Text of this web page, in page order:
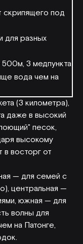
скрипящего под
для разных
3 медпункта
вода чем на
(3 километра),
даже в высокий
песок,
высокому
восторг от
— для семей с
центральная —
южная — для
волны для
на Патонге,